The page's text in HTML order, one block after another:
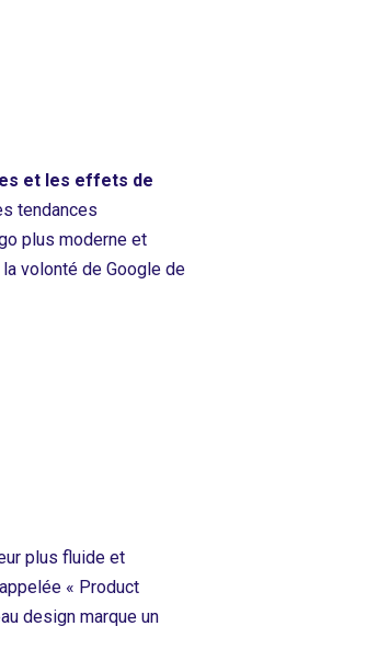
et les effets de
tendances
plus moderne et
volonté de Google de
plus fluide et
« Product
design marque un